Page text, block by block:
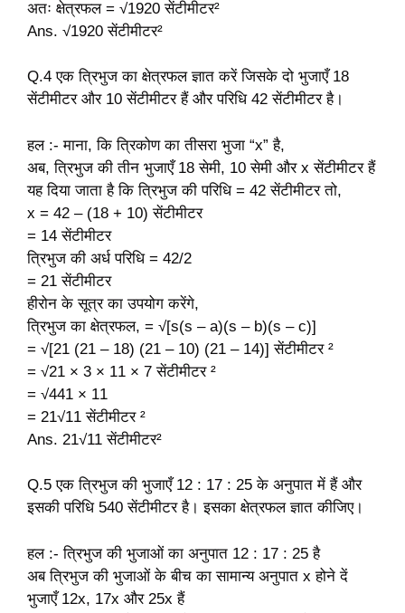
अतः क्षेत्रफल = √1920 सेंटीमीटर²
Ans. √1920 सेंटीमीटर²
Q.4 एक त्रिभुज का क्षेत्रफल ज्ञात करें जिसके दो भुजाएँ 18
सेंटीमीटर और 10 सेंटीमीटर हैं और परिधि 42 सेंटीमीटर है।
हल :- माना, कि त्रिकोण का तीसरा भुजा “x” है,
अब, त्रिभुज की तीन भुजाएँ 18 सेमी, 10 सेमी और x सेंटीमीटर हैं
यह दिया जाता है कि त्रिभुज की परिधि = 42 सेंटीमीटर तो,
x = 42 – (18 + 10) सेंटीमीटर
= 14 सेंटीमीटर
त्रिभुज की अर्ध परिधि = 42/2
= 21 सेंटीमीटर
हीरोन के सूत्र का उपयोग करेंगे,
त्रिभुज का क्षेत्रफल, = √[s(s – a)(s – b)(s – c)]
= √[21 (21 – 18) (21 – 10) (21 – 14)] सेंटीमीटर ²
= √21 × 3 × 11 × 7 सेंटीमीटर ²
= √441 × 11
= 21√11 सेंटीमीटर ²
Ans. 21√11 सेंटीमीटर²
Q.5 एक त्रिभुज की भुजाएँ 12 : 17 : 25 के अनुपात में हैं और
इसकी परिधि 540 सेंटीमीटर है। इसका क्षेत्रफल ज्ञात कीजिए।
हल :- त्रिभुज की भुजाओं का अनुपात 12 : 17 : 25 है
अब त्रिभुज की भुजाओं के बीच का सामान्य अनुपात x होने दें
भुजाएँ 12x, 17x और 25x हैं